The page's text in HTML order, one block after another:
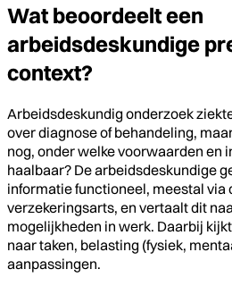
Wat beoordeelt een
arbeidsdeskundige
context?
Arbeidsdeskundig onderzoek
over diagnose of behandeling,
nog, onder welke voorwaarden en
haalbaar? De arbeidsdeskundige
informatie functioneel, meestal via
verzekeringsarts, en vertaalt dit
mogelijkheden in werk. Daarbij
naar taken, belasting (fysiek,
aanpassingen.